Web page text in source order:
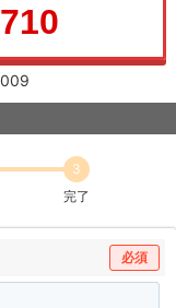
3
完了
必須